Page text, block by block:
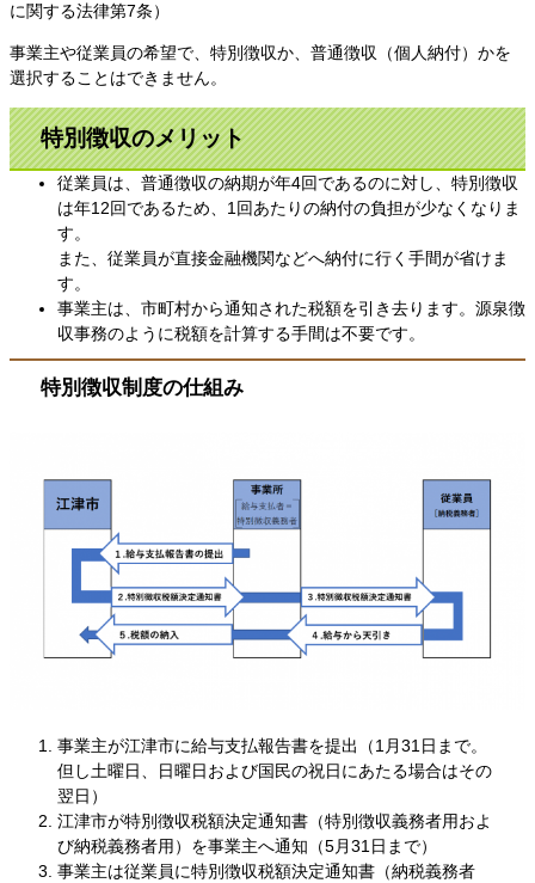
に関する法律第7条）
事業主や従業員の希望で、特別徴収か、普通徴収（個人納付）かを
選択することはできません。
特別徴収のメリット
従業員は、普通徴収の納期が年4回であるのに対し、特別徴収
は年12回であるため、1回あたりの納付の負担が少なくなりま
す。
また、従業員が直接金融機関などへ納付に行く手間が省けま
す。
事業主は、市町村から通知された税額を引き去ります。源泉徴
収事務のように税額を計算する手間は不要です。
特別徴収制度の仕組み
事業主が江津市に給与支払報告書を提出（1月31日まで。
但し土曜日、日曜日および国民の祝日にあたる場合はその
翌日 ）
江津市が特別徴収税額決定通知書（特別徴収義務者用およ
び納税義務者用）を事業主へ通知（5月31日まで）
事業主は従業員に特別徴収税額決定通知書（納税義務者